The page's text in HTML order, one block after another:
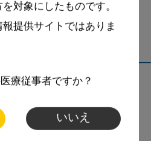
対象にしたものです。
提供サイトではありま
療従事者ですか？
いいえ